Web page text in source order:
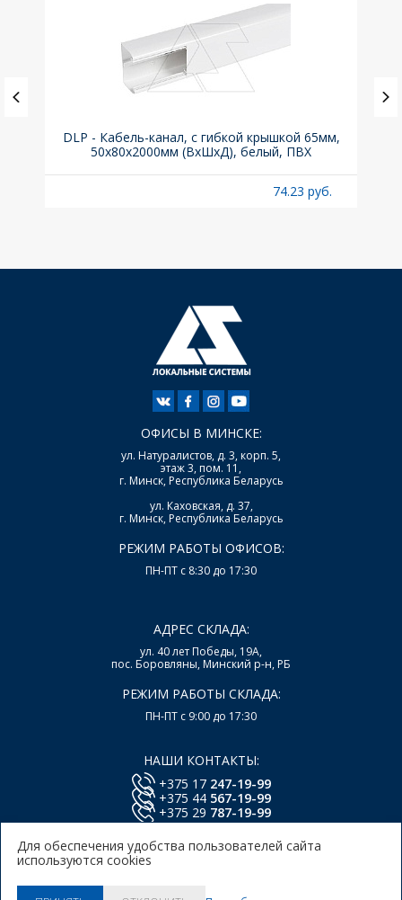
DLP - Кабель-канал, с гибкой крышкой 65мм,
50x80х2000мм (ВхШхД), белый, ПВХ
74.23 руб.
ОФИСЫ В МИНСКЕ:
ул. Натуралистов, д. 3, корп. 5,
этаж 3, пом. 11,
г. Минск, Республика Беларусь
ул. Каховская, д. 37,
г. Минск, Республика Беларусь
РЕЖИМ РАБОТЫ ОФИСОВ:
ПН-ПТ с 8:30 до 17:30
АДРЕС СКЛАДА:
ул. 40 лет Победы, 19А,
пос. Боровляны, Минский р-н, РБ
РЕЖИМ РАБОТЫ СКЛАДА:
ПН-ПТ с 9:00 до 17:30
НАШИ КОНТАКТЫ:
+375 17 247-19-99
+375 44 567-19-99
+375 29 787-19-99
Политика использования
Для обеспечения удобства пользователей сайта
используются cookies